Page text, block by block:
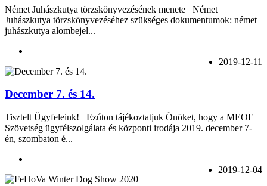
Német Juhászkutya törzskönyvezésének menete Német
Juhászkutya törzskönyvezéséhez szükséges dokumentumok: német
juhászkutya alombejel...
2019-12-11
December 7. és 14.
Tisztelt Ügyfeleink! Ezúton tájékoztatjuk Önöket, hogy a MEOE
Szövetség ügyfélszolgálata és központi irodája 2019. december 7-
én, szombaton é...
2019-12-04